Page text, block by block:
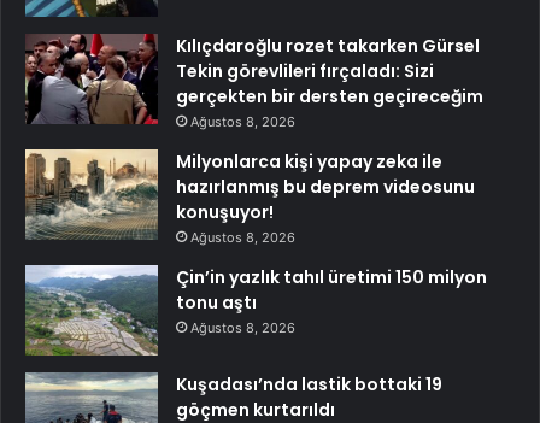
Kılıçdaroğlu rozet takarken Gürsel
Tekin görevlileri fırçaladı: Sizi
gerçekten bir dersten geçireceğim
Ağustos 8, 2026
Milyonlarca kişi yapay zeka ile
hazırlanmış bu deprem videosunu
konuşuyor!
Ağustos 8, 2026
Çin’in yazlık tahıl üretimi 150 milyon
tonu aştı
Ağustos 8, 2026
Kuşadası’nda lastik bottaki 19
göçmen kurtarıldı